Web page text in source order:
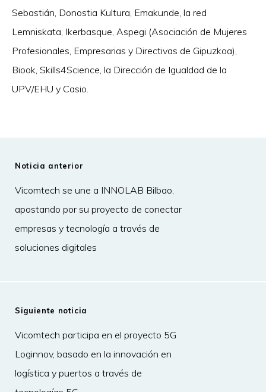
Sebastián, Donostia Kultura, Emakunde, la red
Lemniskata, Ikerbasque, Aspegi (Asociación de Mujeres
Profesionales, Empresarias y Directivas de Gipuzkoa),
Biook, Skills4Science, la Dirección de Igualdad de la
UPV/EHU y Casio.
Noticia anterior
Vicomtech se une a INNOLAB Bilbao,
apostando por su proyecto de conectar
empresas y tecnología a través de
soluciones digitales
Siguiente noticia
Vicomtech participa en el proyecto 5G
Loginnov, basado en la innovación en
logística y puertos a través de